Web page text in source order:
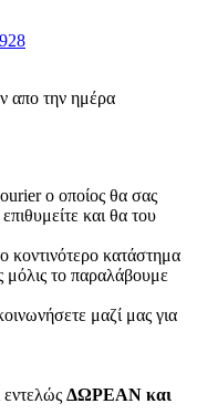
απο την ημέρα
o οποίος θα σας
και θα του
κοντινότερο κατάστημα
μόλις το παραλάβουμε
μαζί μας για
εντελώς ΔΩΡΕΑΝ και